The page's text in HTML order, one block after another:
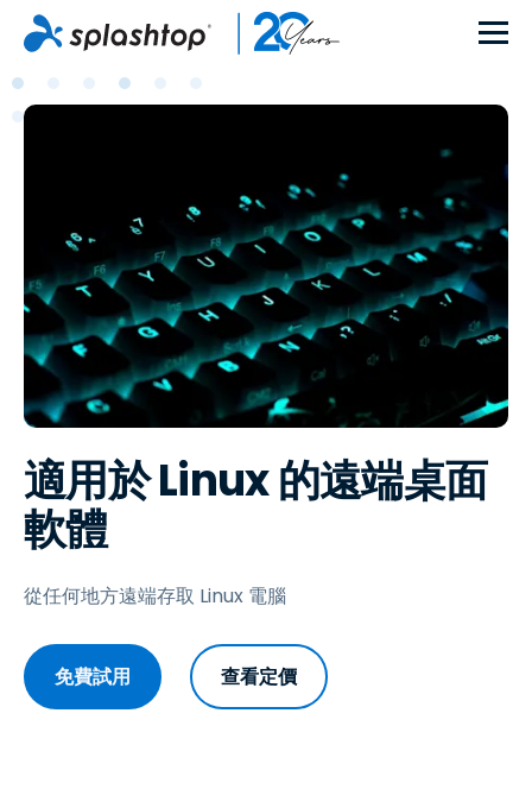
適用於 Linux 的遠端桌面
軟體
從任何地方遠端存取 Linux 電腦
免費試用 查看定價